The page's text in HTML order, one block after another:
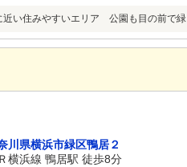
近い住みやすいエリア 公園も目の前で
川県横浜市緑区鴨居２
横浜線 鴨居駅 徒歩8分